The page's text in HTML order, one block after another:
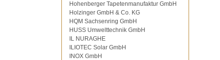
Hohenberger Tapetenmanufaktur GmbH
Holzinger GmbH & Co. KG
HQM Sachsenring GmbH
HUSS Umwelttechnik GmbH
IL NURAGHE
ILIOTEC Solar GmbH
INOX GmbH